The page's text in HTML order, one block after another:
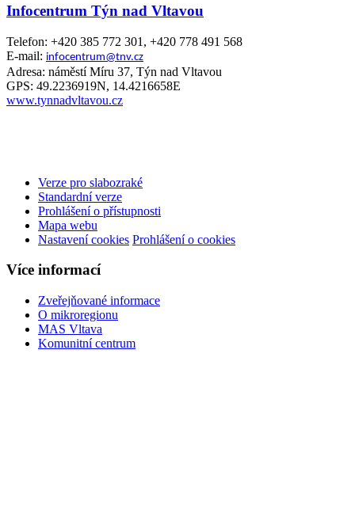
Infocentrum Týn nad Vltavou
Telefon: +420 385 772 301, +420 778 491 568
E-mail: infocentrum@tnv.cz
Adresa: náměstí Míru 37, Týn nad Vltavou
GPS: 49.2236919N, 14.4216658E
www.tynnadvltavou.cz
Verze pro slabozraké
Standardní verze
Prohlášení o přístupnosti
Mapa webu
Nastavení cookies Prohlášení o cookies
Více informací
Zveřejňované informace
O mikroregionu
MAS Vltava
Komunitní centrum